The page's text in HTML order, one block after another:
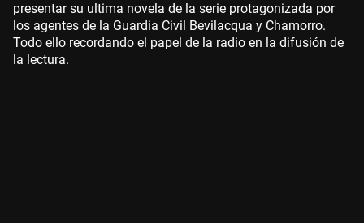
presentar su ultima novela de la serie protagonizada por
los agentes de la Guardia Civil Bevilacqua y Chamorro.
Todo ello recordando el papel de la radio en la difusión de
la lectura.